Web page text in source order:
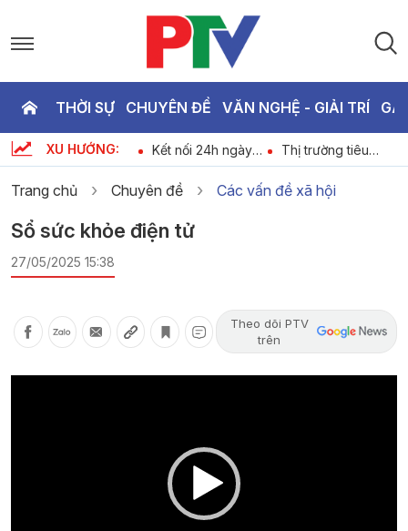
THỜI SỰ CHUYÊN ĐỀ VĂN NGHỆ - GIẢI TRÍ
XU HƯỚNG:
Bản tin 18h30 ngày
9-8-2026
Kết nối 24h ngày
09-08-2026
Thị trường tiêu
dùng ngày 09-08-
2026
Trang chủ Chuyên đề Các vấn đề xã hội
Sổ sức khỏe điện tử
27/05/2025 15:38
Theo dõi PTV
trên